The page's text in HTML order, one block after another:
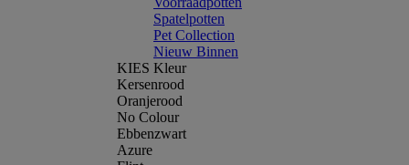
Spatelpotten
Pet Collection
Nieuw Binnen
KIES Kleur
Kersenrood
Oranjerood
No Colour
Ebbenzwart
Azure